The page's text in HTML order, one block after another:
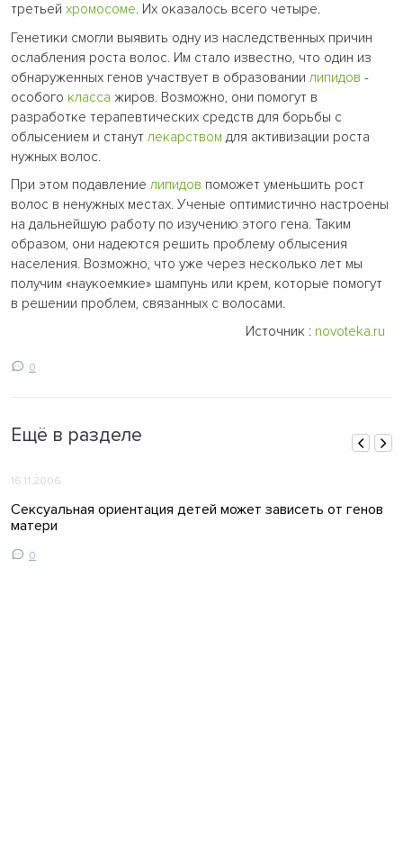
третьей хромосоме. Их оказалось всего четыре.
Генетики смогли выявить одну из наследственных причин
ослабления роста волос. Им стало известно, что один из
обнаруженных генов участвует в образовании липидов -
особого класса жиров. Возможно, они помогут в
разработке терапевтических средств для борьбы с
облысением и станут лекарством для активизации роста
нужных волос.
При этом подавление липидов поможет уменьшить рост
волос в ненужных местах. Ученые оптимистично настроены
на дальнейшую работу по изучению этого гена. Таким
образом, они надеются решить проблему облысения
населения. Возможно, что уже через несколько лет мы
получим «наукоемкие» шампунь или крем, которые помогут
в решении проблем, связанных с волосами.
Источник : novoteka.ru
0
Ещё в разделе
16.11.2006
Сексуальная ориентация детей может зависеть от генов
матери
0